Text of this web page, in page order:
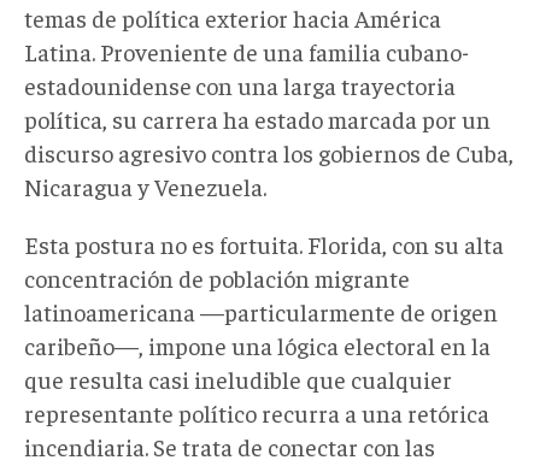
temas de política exterior hacia América
Latina. Proveniente de una familia cubano-
estadounidense con una larga trayectoria
política, su carrera ha estado marcada por un
discurso agresivo contra los gobiernos de Cuba,
Nicaragua y Venezuela.
Esta postura no es fortuita. Florida, con su alta
concentración de población migrante
latinoamericana —particularmente de origen
caribeño—, impone una lógica electoral en la
que resulta casi ineludible que cualquier
representante político recurra a una retórica
incendiaria. Se trata de conectar con las